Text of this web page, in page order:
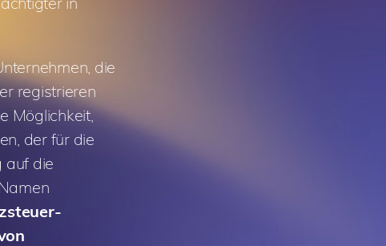
die
registrieren
Möglichkeit,
der für die
auf die